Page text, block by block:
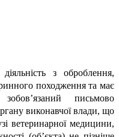
з оброблення,
походження та має
письмово
виконавчої влади, що
ветеринарної медицини,